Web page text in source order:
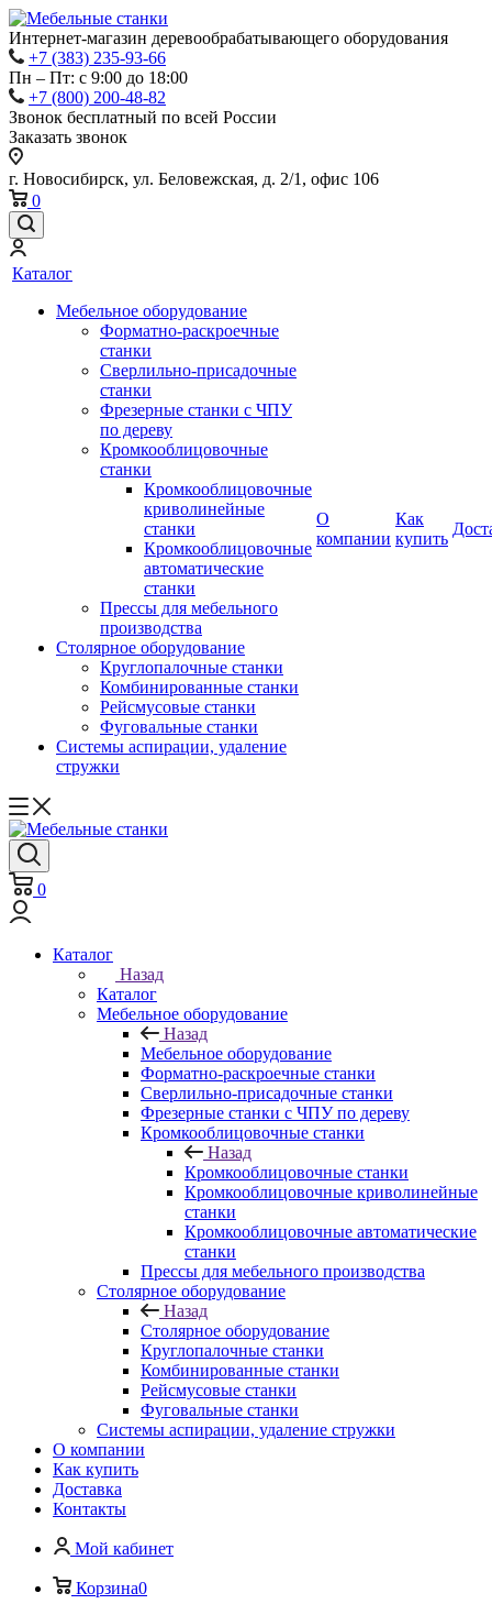
Интернет-магазин деревообрабатывающего оборудования
+7 (383) 235-93-66
Пн – Пт: с 9:00 до 18:00
+7 (800) 200-48-82
Звонок бесплатный по всей России
Заказать звонок
г. Новосибирск, ул. Беловежская, д. 2/1, офис 106
0
Каталог
Мебельное оборудование
Форматно-раскроечные
станки
Сверлильно-присадочные
станки
Фрезерные станки с ЧПУ
по дереву
Кромкооблицовочные
станки
Кромкооблицовочные
криволинейные
станки
Кромкооблицовочные
автоматические
станки
Прессы для мебельного
производства
Столярное оборудование
Круглопалочные станки
Комбинированные станки
Рейсмусовые станки
Фуговальные станки
Системы аспирации, удаление
стружки
О
компании
Как
купить
0
Каталог
Назад
Каталог
Мебельное оборудование
Назад
Мебельное оборудование
Форматно-раскроечные станки
Сверлильно-присадочные станки
Фрезерные станки с ЧПУ по дереву
Кромкооблицовочные станки
Назад
Кромкооблицовочные станки
Кромкооблицовочные криволинейные
станки
Кромкооблицовочные автоматические
станки
Прессы для мебельного производства
Столярное оборудование
Назад
Столярное оборудование
Круглопалочные станки
Комбинированные станки
Рейсмусовые станки
Фуговальные станки
Системы аспирации, удаление стружки
О компании
Как купить
Доставка
Контакты
Мой кабинет
Корзина0